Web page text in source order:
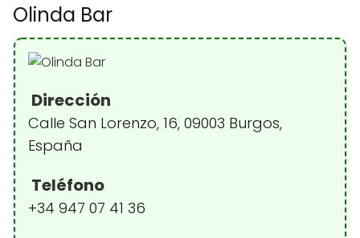
Olinda Bar
Dirección
Calle San Lorenzo, 16, 09003 Burgos,
España
Teléfono
+34 947 07 41 36